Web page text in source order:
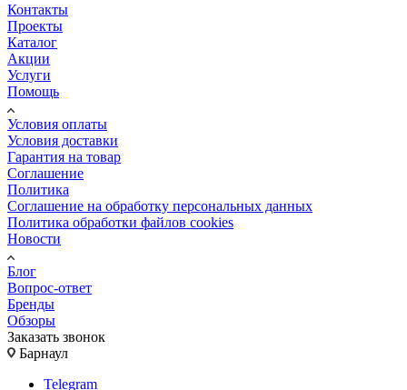
Контакты
Проекты
Каталог
Акции
Услуги
Помощь
Условия оплаты
Условия доставки
Гарантия на товар
Соглашение
Политика
Соглашение на обработку персональных данных
Политика обработки файлов cookies
Новости
Блог
Вопрос-ответ
Бренды
Обзоры
Заказать звонок
Барнаул
Telegram